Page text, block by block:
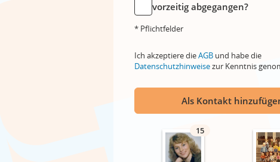
vorzeitig abgegangen?
* Pflichtfelder
Ich akzeptiere dieAGB und habe die
Datenschutzhinweisezur Kenntnis
Als Kontakt
15